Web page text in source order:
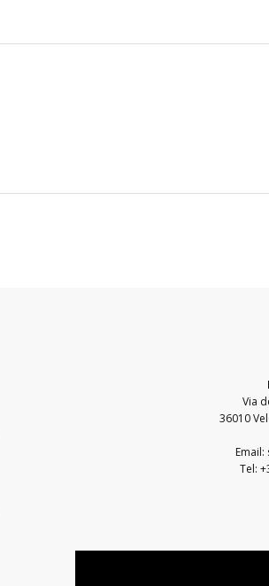
Via
36010
Email:
Tel: